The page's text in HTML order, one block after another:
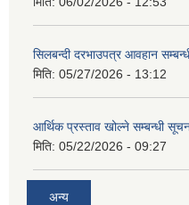
सिलबन्दी दरभाउपत्र आवहान
मिति: 05/27/2026 - 13:12
आर्थिक प्रस्ताव खोल्ने सम्बन्धी
मिति: 05/22/2026 - 09:27
अन्य